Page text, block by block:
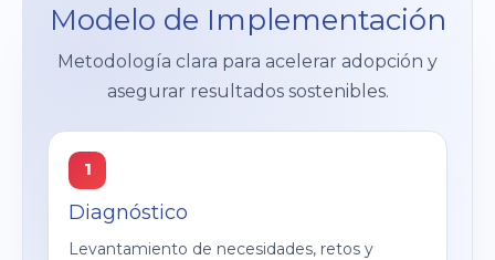
Modelo de Implementación
Metodología clara para acelerar adopción y
asegurar resultados sostenibles.
1
Diagnóstico
Levantamiento de necesidades, retos y